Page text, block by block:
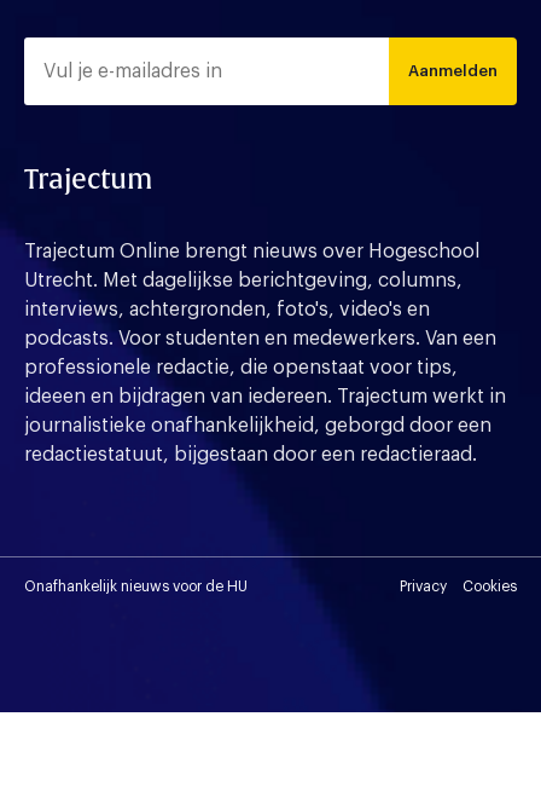
Aanmelden
Trajectum
Trajectum Online brengt nieuws over Hogeschool
Utrecht. Met dagelijkse berichtgeving, columns,
interviews, achtergronden, foto's, video's en
podcasts. Voor studenten en medewerkers. Van een
professionele redactie, die openstaat voor tips,
ideeen en bijdragen van iedereen. Trajectum werkt in
journalistieke onafhankelijkheid, geborgd door een
redactiestatuut, bijgestaan door een redactieraad.
Onafhankelijk nieuws voor de HU Privacy Cookies